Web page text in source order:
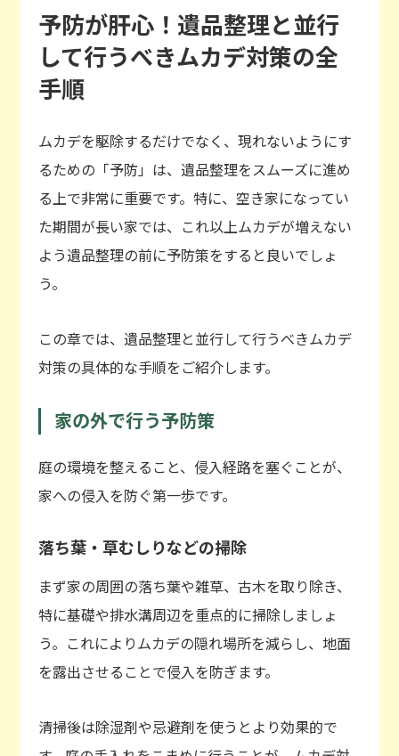
予防が肝心！遺品整理と並行
して行うべきムカデ対策の全
手順
ムカデを駆除するだけでなく、現れないようにす
るための「予防」は、遺品整理をスムーズに進め
る上で非常に重要です。特に、空き家になってい
た期間が長い家では、これ以上ムカデが増えない
よう遺品整理の前に予防策をすると良いでしょ
う。
この章では、遺品整理と並行して行うべきムカデ
対策の具体的な手順をご紹介します。
家の外で行う予防策
庭の環境を整えること、侵入経路を塞ぐことが、
家への侵入を防ぐ第一歩です。
落ち葉・草むしりなどの掃除
まず家の周囲の落ち葉や雑草、古木を取り除き、
特に基礎や排水溝周辺を重点的に掃除しましょ
う。これによりムカデの隠れ場所を減らし、地面
を露出させることで侵入を防ぎます。
清掃後は除湿剤や忌避剤を使うとより効果的で